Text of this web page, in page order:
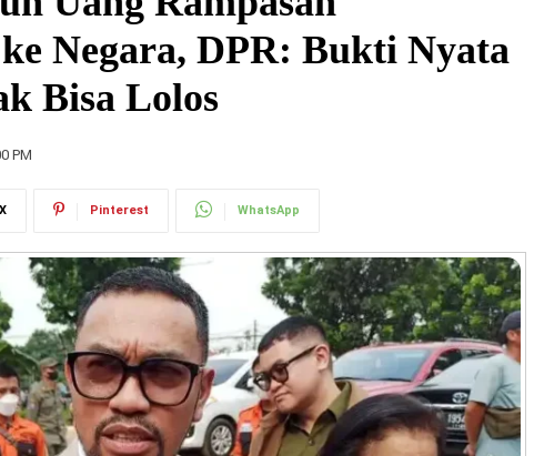
Negara, DPR: Bukti Nyata
Bisa Lolos
PM
X Pinterest WhatsApp